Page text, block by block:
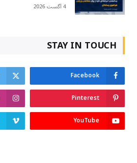
4 آگست 2026
STAY IN TOUCH
Facebook
Pinterest
YouTube